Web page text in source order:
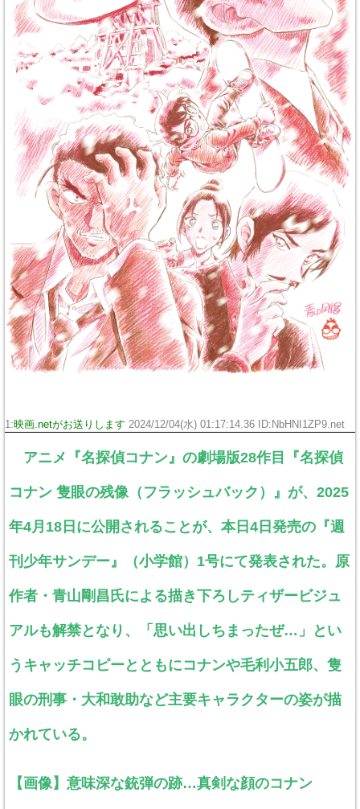
1:映画.netがお送りします 2024/12/04(水) 01:17:14.36 ID:NbHNI1ZP9.net
アニメ『名探偵コナン』の劇場版28作目『名探偵
コナン 隻眼の残像（フラッシュバック）』が、2025
年4月18日に公開されることが、本日4日発売の『週
刊少年サンデー』（小学館）1号にて発表された。原
作者・青山剛昌氏による描き下ろしティザービジュ
アルも解禁となり、「思い出しちまったぜ…」とい
うキャッチコピーとともにコナンや毛利小五郎、隻
眼の刑事・大和敢助など主要キャラクターの姿が描
かれている。
【画像】意味深な銃弾の跡…真剣な顔のコナン